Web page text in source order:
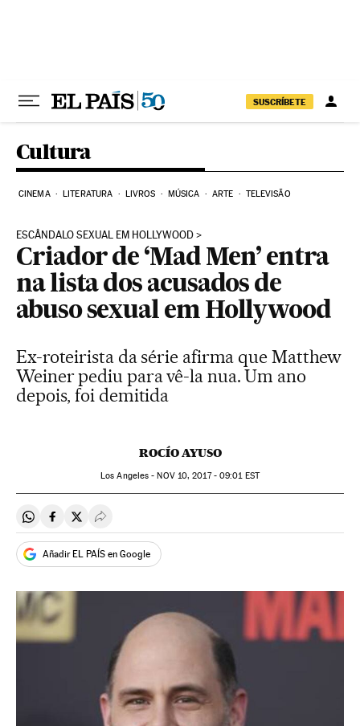
SUSCRÍBETE
Cultura
CINEMA LITERATURA LIVROS MÚSICA ARTE TELEVISÃO
ESCÂNDALO SEXUAL EM HOLLYWOOD
Criador de ‘Mad Men’ entra
na lista dos acusados de
abuso sexual em Hollywood
Ex-roteirista da série afirma que Matthew
Weiner pediu para vê-la nua. Um ano
depois, foi demitida
ROCÍO AYUSO
Los Angeles -NOV10, 2017 - 09:01EST
Compartir en Whatsapp
Compartir en Facebook
Compartir en Twitter
Desplegar Redes Sociales
Añadir EL PAÍS en Google